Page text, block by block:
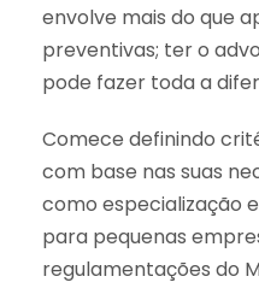
envolve mais do que
preventivas; ter o
pode fazer toda a
Comece definindo
com base nas suas
como especialização
para pequenas
regulamentações do